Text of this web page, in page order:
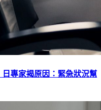
專家揭原因：緊急狀況幫